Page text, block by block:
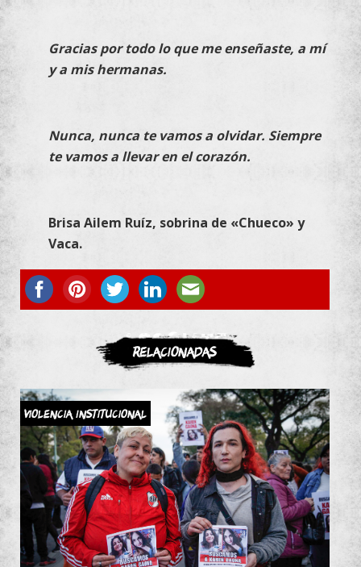
Gracias por todo lo que me enseñaste, a mí
y a mis hermanas.
Nunca, nunca te vamos a olvidar. Siempre
te vamos a llevar en el corazón.
Brisa Ailem Ruíz, sobrina de «Chueco» y
Vaca.
ASOCIATE
Relacionadas
Violencia Institucional